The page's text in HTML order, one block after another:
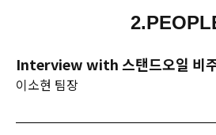
Interview with 스탠드오일 비
이소현 팀장